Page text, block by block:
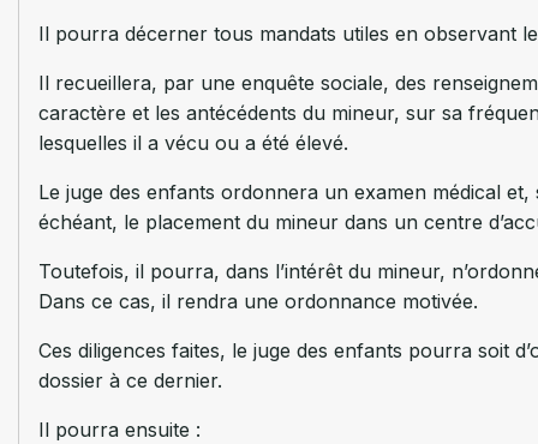
Il pourra décerner tous mandats utiles en observant
Il recueillera, par une enquête sociale, des
caractère et les antécédents du mineur, sur sa
lesquelles il a vécu ou a été élevé.
Le juge des enfants ordonnera un examen médical
échéant, le placement du mineur dans un centre
Toutefois, il pourra, dans l’intérêt du mineur,
Dans ce cas, il rendra une ordonnance motivée.
Ces diligences faites, le juge des enfants pourra soit
dossier à ce dernier.
Il pourra ensuite :